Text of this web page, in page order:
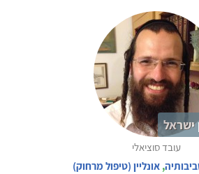
ישראל
עובד סוציאלי
, אונליין (טיפול מרחוק)